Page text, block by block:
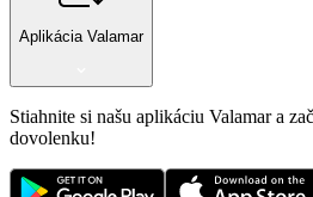
Aplikácia Valamar
Stiahnite si našu aplikáciu Valamar a
dovolenku!